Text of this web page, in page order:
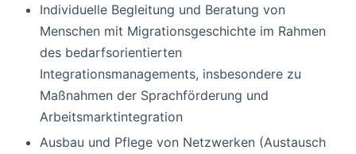
Individuelle Begleitung und Beratung von
Menschen mit Migrationsgeschichte im Rahmen
des bedarfsorientierten
Integrationsmanagements, insbesondere zu
Maßnahmen der Sprachförderung und
Arbeitsmarktintegration
Ausbau und Pflege von Netzwerken (Austausch